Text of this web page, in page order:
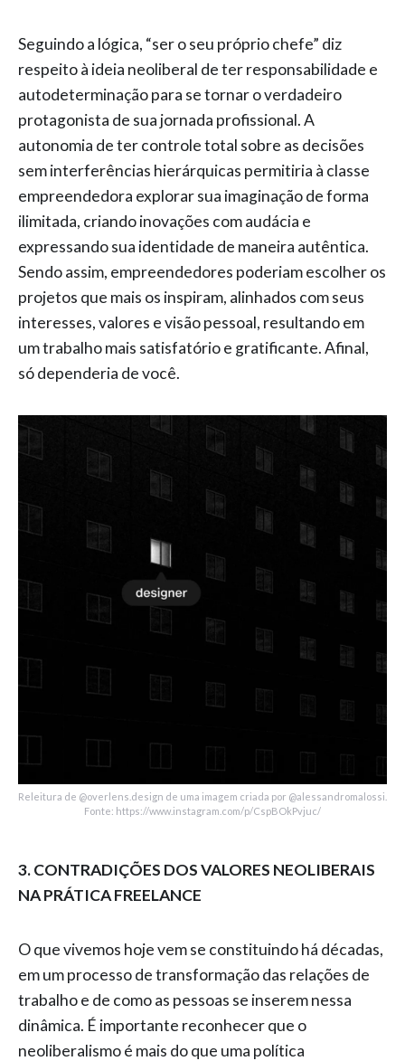
Seguindo a lógica, “ser o seu próprio chefe” diz
respeito à ideia neoliberal de ter responsabilidade e
autodeterminação para se tornar o verdadeiro
protagonista de sua jornada profissional. A
autonomia de ter controle total sobre as decisões
sem interferências hierárquicas permitiria à classe
empreendedora explorar sua imaginação de forma
ilimitada, criando inovações com audácia e
expressando sua identidade de maneira autêntica.
Sendo assim, empreendedores poderiam escolher os
projetos que mais os inspiram, alinhados com seus
interesses, valores e visão pessoal, resultando em
um trabalho mais satisfatório e gratificante. Afinal,
só dependeria de você.
Releitura de @overlens.design de uma imagem criada por @alessandromalossi.
Fonte: https://www.instagram.com/p/CspBOkPvjuc/
3. CONTRADIÇÕES DOS VALORES NEOLIBERAIS
NA PRÁTICA FREELANCE
O que vivemos hoje vem se constituindo há décadas,
em um processo de transformação das relações de
trabalho e de como as pessoas se inserem nessa
dinâmica. É importante reconhecer que o
neoliberalismo é mais do que uma política